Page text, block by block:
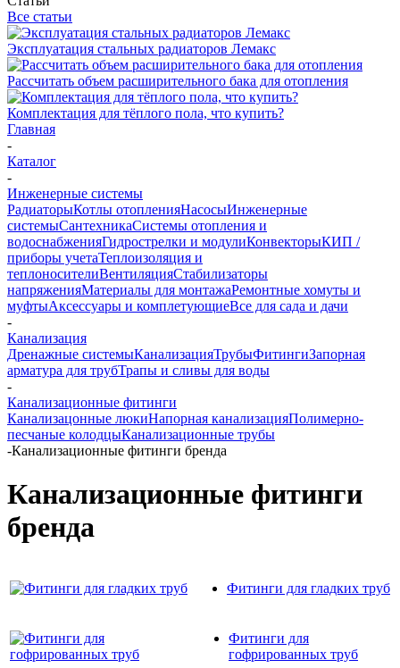
Все статьи
Эксплуатация стальных радиаторов Лемакс
Рассчитать объем расширительного бака для отопления
Комплектация для тёплого пола, что купить?
Главная
-
Каталог
-
Инженерные системы
РадиаторыКотлы отопленияНасосыИнженерные
системыСантехникаСистемы отопления и
водоснабженияГидрострелки и модулиКонвекторыКИП /
приборы учетаТеплоизоляция и
теплоносителиВентиляцияСтабилизаторы
напряженияМатериалы для монтажаРемонтные хомуты и
муфтыАксессуары и комплетующиеВсе для сада и дачи
-
Канализация
Дренажные системыКанализацияТрубыФитингиЗапорная
арматура для трубТрапы и сливы для воды
-
Канализационные фитинги
Канализацонные люкиНапорная канализацияПолимерно-
песчаные колодцыКанализационные трубы
-Канализационные фитинги бренда
Канализационные фитинги
бренда
Фитинги для гладких труб
Фитинги для
гофрированных труб